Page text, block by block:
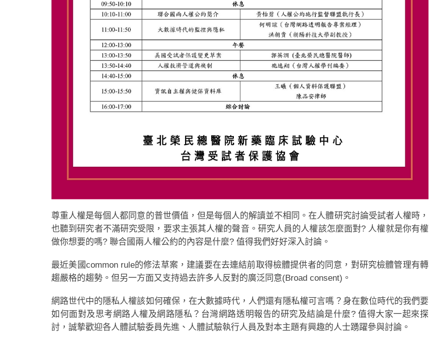
尊重人權是每個人都同意的普世價值，但是每個人的解讀並不相同。在人體研究討論受試者人權時，
也聽到研究者不滿研究受限，要求主張其人權的聲音。研究人員的人權該怎麼面對? 人權就是你有權
做你想要的嗎? 聯合國兩人權公約的內容是什麼? 值得我們好好深入討論。
最近美國common rule的修法草案，建議要在去連結前取得檢體提供者的同意，對研究檢體管理有轉
趨嚴格的趨勢。但另一方面又支持過去許多人反對的廣泛同意(Broad consent)。
網路世代中的隱私人權該如何確保，在大數據時代，人們還有隱私權可言嗎？身在數位時代的我們要
如何面對及思考網路人權及網路隱私？台灣網路透明報告的研究及結論是什麼? 值得大家一起來探
討，誠摯歡迎各人體試驗委員先進、人體試驗執行人員及對本主題有興趣的人士踴躍參與討論。